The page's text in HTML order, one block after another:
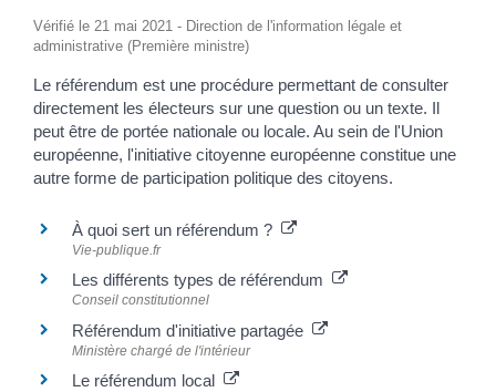
Vérifié le 21 mai 2021 - Direction de l'information légale et
administrative (Première ministre)
Le référendum est une procédure permettant de consulter
directement les électeurs sur une question ou un texte. Il
peut être de portée nationale ou locale. Au sein de l'Union
européenne, l'initiative citoyenne européenne constitue une
autre forme de participation politique des citoyens.
À quoi sert un référendum ?
Vie-publique.fr
Les différents types de référendum
Conseil constitutionnel
Référendum d'initiative partagée
Ministère chargé de l'intérieur
Le référendum local